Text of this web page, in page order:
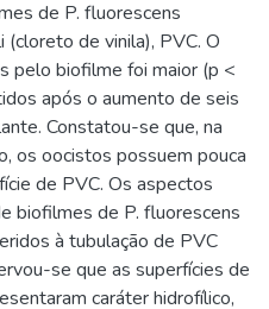
de P. fluorescens
de vinila), PVC. O
pelo biofilme foi maior (p <
após o aumento de seis
Constatou-se que, na
os oocistos possuem pouca
de PVC. Os aspectos
biofilmes de P. fluorescens
à tubulação de PVC
se que as superfícies de
caráter hidrofílico,